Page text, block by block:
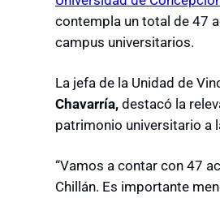
contempla un total de 47
campus universitarios.
La jefa de la Unidad de
Chavarría, destacó la
patrimonio universitario a
“Vamos a contar con 47
Chillán. Es importante